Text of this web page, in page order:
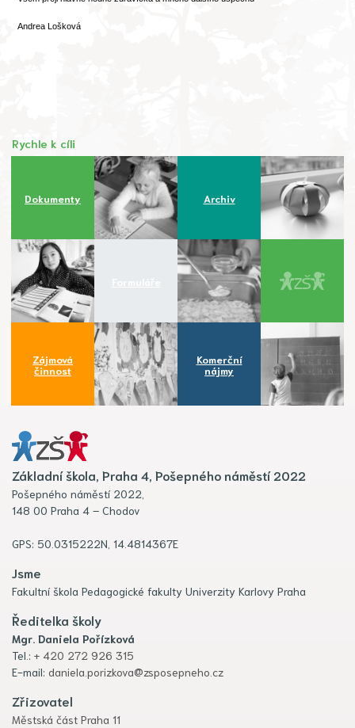
Andrea Lošková
Rychle k cíli
Dokumenty Archiv
Zájmová
činnost
Komerční
nájmy
Základní škola, Praha 4, Pošepného náměstí 2022
Pošepného náměstí 2022,
148 00 Praha 4 – Chodov
GPS: 50.0315222N, 14.4814367E
Jsme
Fakultní škola Pedagogické fakulty Univerzity Karlovy Praha
Ředitelka školy
Mgr. Daniela Pořízková
Tel.: + 420 272 926 315
E-mail: daniela.porizkova@zsposepneho.cz
Zřizovatel
Městská část Praha 11